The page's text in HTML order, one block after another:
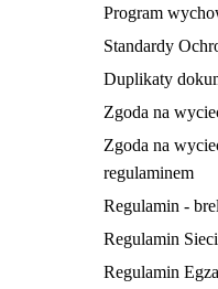
Program
Standardy
Duplikaty
Zgoda na
Zgoda na
regulaminem
Regulamin -
Regulamin
Regulamin